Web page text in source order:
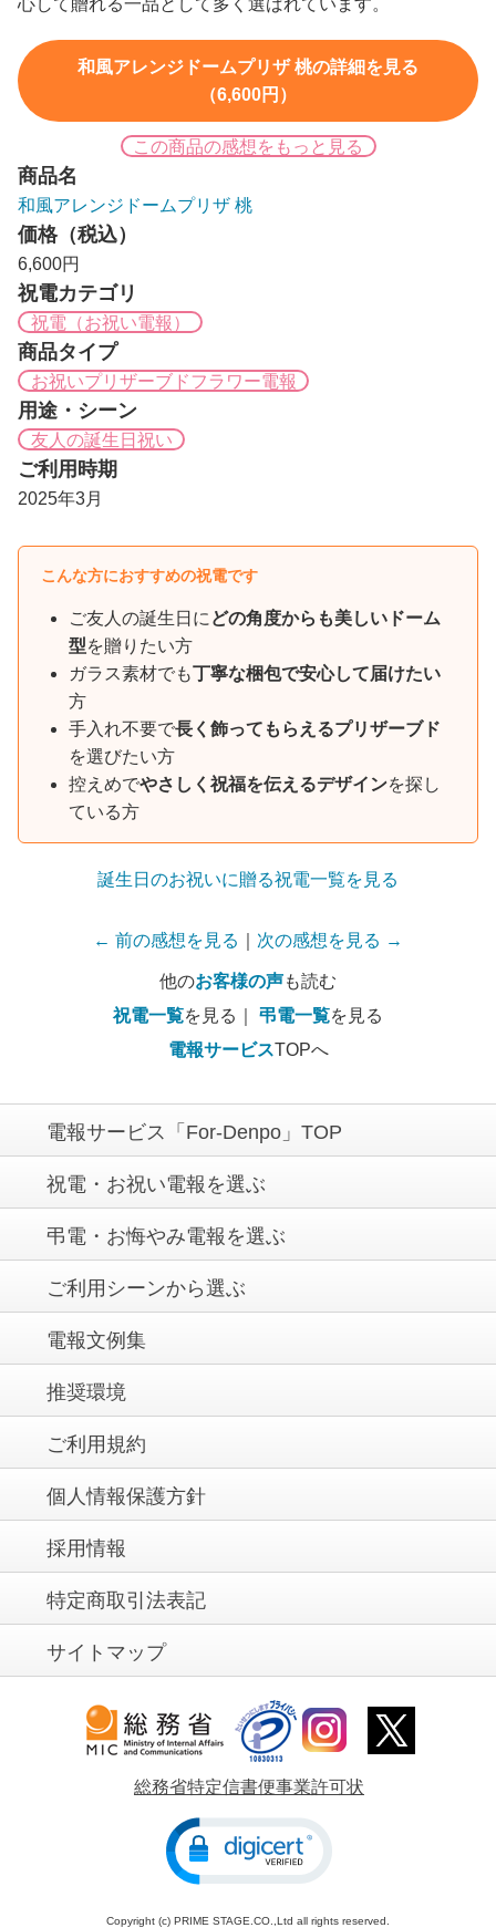
心して贈れる一品として多く選ばれています。
和風アレンジドームプリザ 桃の詳細を見る
（6,600円）
この商品の感想をもっと見る
商品名
和風アレンジドームプリザ 桃
価格（税込）
6,600円
祝電カテゴリ
祝電（お祝い電報）
商品タイプ
お祝いプリザーブドフラワー電報
用途・シーン
友人の誕生日祝い
ご利用時期
2025年3月
こんな方におすすめの祝電です
ご友人の誕生日に どの角度からも美しいドーム
型を贈りたい方
ガラス素材でも丁寧な梱包で安心して届けたい
方
手入れ不要で長く飾ってもらえるプリザーブド
を選びたい方
控えめでやさしく祝福を伝えるデザインを探し
ている方
誕生日のお祝いに贈る祝電一覧を見る
← 前の感想を見る 次の感想を見る →
他のお客様の声も読む
祝電一覧を見る｜ 弔電一覧を見る
電報サービスTOPへ
電報サービス「For-Denpo」TOP
祝電・お祝い電報を選ぶ
弔電・お悔やみ電報を選ぶ
ご利用シーンから選ぶ
電報文例集
推奨環境
ご利用規約
個人情報保護方針
採用情報
特定商取引法表記
サイトマップ
総務省特定信書便事業許可状
Copyright (c) PRIME STAGE.CO.,Ltd all rights reserved.